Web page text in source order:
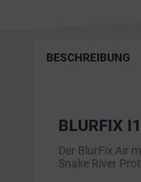
BESCHREIBUNG
BLURFIX
Der BlurFix Air
Snake River